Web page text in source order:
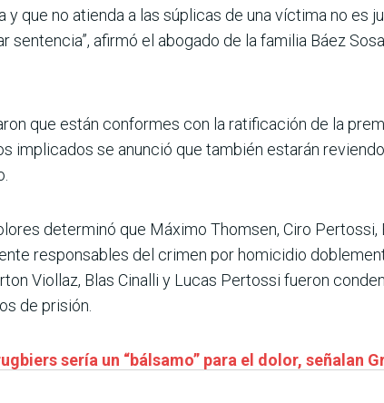
que no atienda a las súplicas de una víctima no es
afirmó el abogado de la familia Báez Sosa.
que están conformes con la ratificación de la
implicados se anunció que también estarán
determinó que Máximo Thomsen, Ciro
responsables del crimen por homicidio
Viollaz, Blas Cinalli y Lucas Pertossi fueron
de prisión.
sería un “bálsamo” para el dolor, señalan